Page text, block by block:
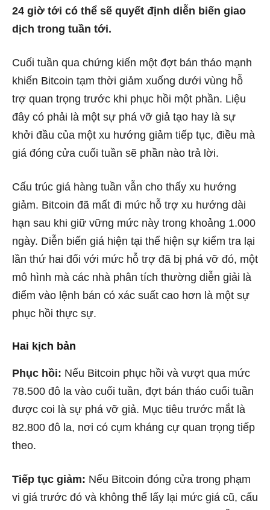
24 giờ tới có thể sẽ quyết định diễn biến giao
dịch trong tuần tới.
Cuối tuần qua chứng kiến ​​một đợt bán tháo mạnh
khiến Bitcoin tạm thời giảm xuống dưới vùng hỗ
trợ quan trọng trước khi phục hồi một phần. Liệu
đây có phải là một sự phá vỡ giả tạo hay là sự
khởi đầu của một xu hướng giảm tiếp tục, điều mà
giá đóng cửa cuối tuần sẽ phần nào trả lời.
Cấu trúc giá hàng tuần vẫn cho thấy xu hướng
giảm. Bitcoin đã mất đi mức hỗ trợ xu hướng dài
hạn sau khi giữ vững mức này trong khoảng 1.000
ngày. Diễn biến giá hiện tại thể hiện sự kiểm tra lại
lần thứ hai đối với mức hỗ trợ đã bị phá vỡ đó, một
mô hình mà các nhà phân tích thường diễn giải là
điểm vào lệnh bán có xác suất cao hơn là một sự
phục hồi thực sự.
Hai kịch bản
Phục hồi: Nếu Bitcoin phục hồi và vượt qua mức
78.500 đô la vào cuối tuần, đợt bán tháo cuối tuần
được coi là sự phá vỡ giả. Mục tiêu trước mắt là
82.800 đô la, nơi có cụm kháng cự quan trọng tiếp
theo.
Tiếp tục giảm: Nếu Bitcoin đóng cửa trong phạm
vi giá trước đó và không thể lấy lại mức giá cũ, cấu